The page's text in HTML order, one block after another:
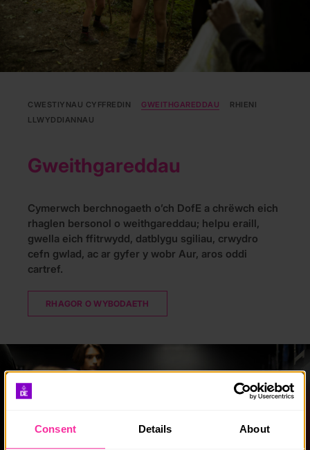
Consent Details About
CWESTIYNAU CYFFREDIN GWEITHGAREDDAU
RHIENI
LLWYDDIANNAU
Gweithgareddau
Cymerwch berchnogaeth o’ch DofE a chrëwch eich
rhaglen bersonol o weithgareddau; helpu eraill,
gwella eich ffitrwydd, datblygu sgiliau, crwydro
cefn gwlad, ac ar gyfer y wobr Aur, aros oddi
cartref.
RHAGOR O WYBODAETH